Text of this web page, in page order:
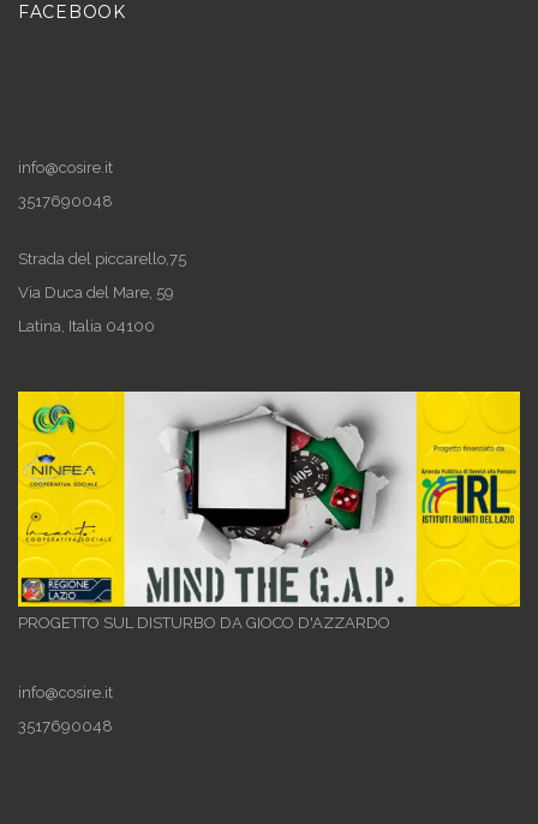
FACEBOOK
info@cosire.it
3517690048
Strada del piccarello,75
Via Duca del Mare, 59
Latina, Italia 04100
PROGETTO SUL DISTURBO DA GIOCO D'AZZARDO
info@cosire.it
3517690048